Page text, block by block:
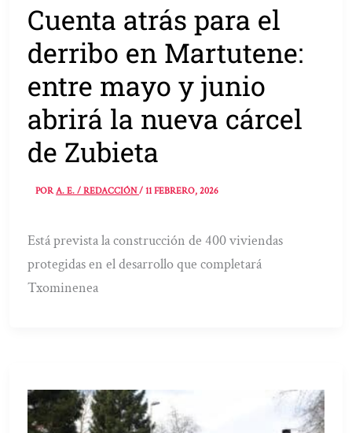
Cuenta atrás para el
derribo en Martutene:
entre mayo y junio
abrirá la nueva cárcel
de Zubieta
PORA. E. / REDACCIÓN/11 FEBRERO, 2026
Está prevista la construcción de 400 viviendas
protegidas en el desarrollo que completará
Txominenea